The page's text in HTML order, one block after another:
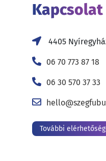
Kapcsolat
4405
06 70 773 87 18
06 30 570 37 33
További